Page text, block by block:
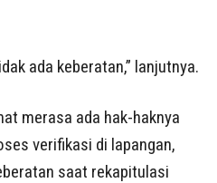
ada keberatan,” lanjutnya.
merasa ada hak-haknya
verifikasi di lapangan,
saat rekapitulasi